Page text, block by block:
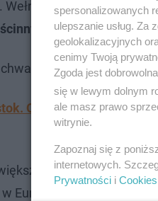
Wełniane dywany i
w Arabii
się
Obchody Milenium
krajowy producent
Europie. Wytwarza się
spersonalizowanych
ulepszanie usług. Za
geolokalizacyjnych
cenimy Twoją
Zgoda jest
się w lewym dolnym
ale masz prawo
witrynie.
Zapoznaj się z
internetowych.
Prywatności i Cookies